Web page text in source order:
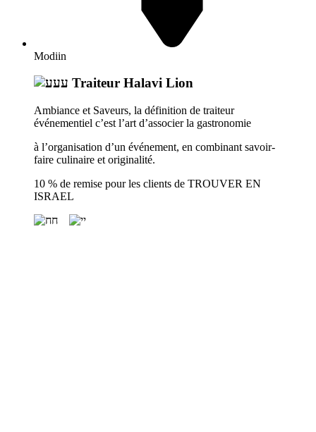
Modiin
Traiteur Halavi Lion
Ambiance et Saveurs, la définition de traiteur
événementiel c’est l’art d’associer la gastronomie
à l’organisation d’un événement, en combinant savoir-
faire culinaire et originalité.
10 % de remise pour les clients de TROUVER EN
ISRAEL